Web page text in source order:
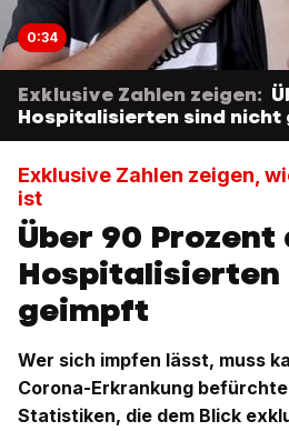
0:34
Exklusive Zahlen zeigen:
Hospitalisierten sind
Exklusive Zahlen zeigen,
ist
Über 90 Prozent
geimpft
Wer sich impfen lässt, muss
Corona-Erkrankung
Statistiken, die dem Blick